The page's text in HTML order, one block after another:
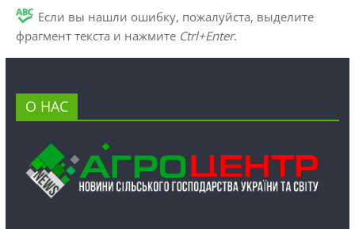
Если вы нашли ошибку, пожалуйста, выделите
фрагмент текста и нажмите Ctrl+Enter.
О НАС